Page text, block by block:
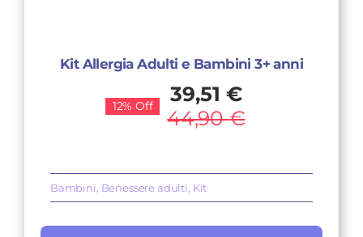
Kit Allergia Adulti e Bambini 3+ anni
44,90€
Il
prezzo
44,90 €.
39,51 €
Il
prezzo
39,51 €.
12% Off
Bambini, Benessere adulti, Kit